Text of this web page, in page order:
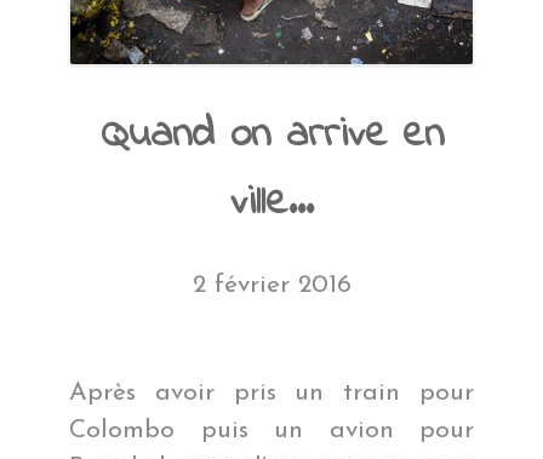
Quand on arrive en
ville…
2 février 2016
Après avoir pris un train pour
Colombo puis un avion pour